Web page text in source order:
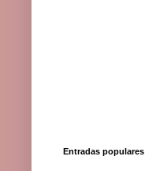
Entradas populares